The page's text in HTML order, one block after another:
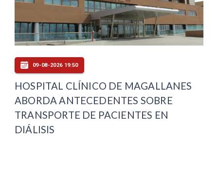
09-08-2026 19:50
HOSPITAL CLÍNICO DE MAGALLANES
ABORDA ANTECEDENTES SOBRE
TRANSPORTE DE PACIENTES EN
DIÁLISIS